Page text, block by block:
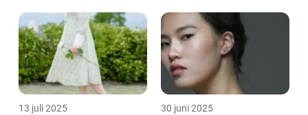
13 juli 2025 30 juni 2025